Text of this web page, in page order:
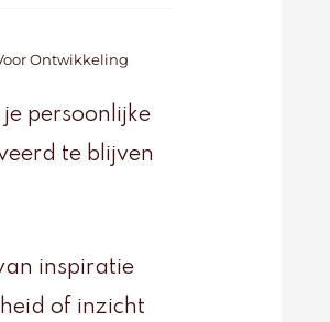
Ontwikkeling
persoonlijke
te blijven
inspiratie
of inzicht